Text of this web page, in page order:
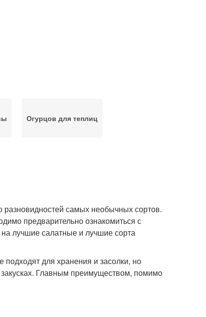
Огурцов для теплиц
самых необычных сортов.
предварительно ознакомиться с
лучшие салатные и лучшие сорта
для хранения и засолки, но
Главным преимуществом, помимо